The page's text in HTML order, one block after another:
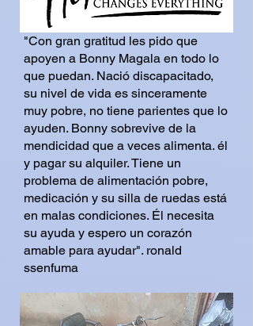
"Con gran gratitud les pido que
apoyen a Bonny Magala en todo lo
que puedan. Nació discapacitado,
su nivel de vida es sinceramente
muy pobre, no tiene parientes que lo
ayuden. Bonny sobrevive de la
mendicidad que a veces alimenta. él
y pagar su alquiler. Tiene un
problema de alimentación pobre,
medicación y su silla de ruedas está
en malas condiciones. Él necesita
su ayuda y espero un corazón
amable para ayudar". ronald
ssenfuma